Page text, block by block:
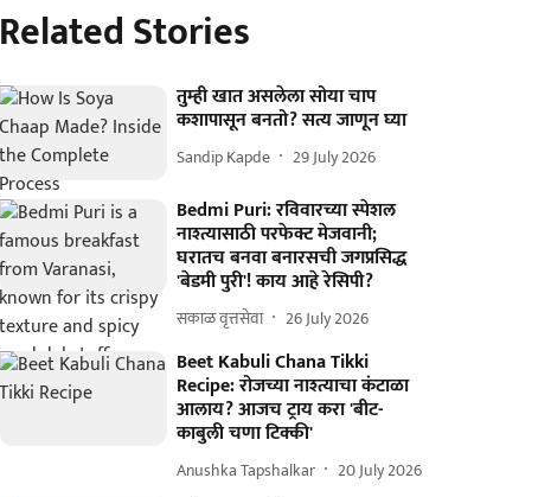
Related Stories
तुम्ही खात असलेला सोया चाप
कशापासून बनतो? सत्य जाणून घ्या
Sandip Kapde 29 July 2026
Bedmi Puri: रविवारच्या स्पेशल
नाश्त्यासाठी परफेक्ट मेजवानी;
घरातच बनवा बनारसची जगप्रसिद्ध
'बेडमी पुरी'! काय आहे रेसिपी?
सकाळ वृत्तसेवा 26 July 2026
Beet Kabuli Chana Tikki
Recipe: रोजच्या नाश्त्याचा कंटाळा
आलाय? आजच ट्राय करा 'बीट-
काबुली चणा टिक्की'
Anushka Tapshalkar 20 July 2026